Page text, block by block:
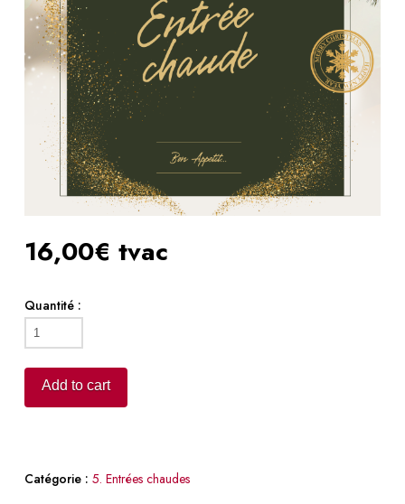
16,00€ tvac
Quantité :
Dos
de
Bar
de
Add to cart
Catégorie : 5. Entrées chaudes